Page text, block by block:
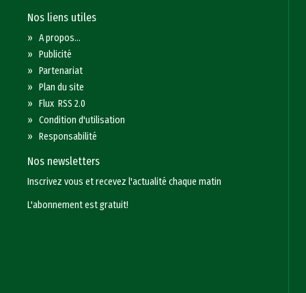
Nos liens utiles
»A propos...
»Publicité
»Partenariat
»Plan du site
»Flux RSS 2.0
»Condition d'utilisation
»Responsabilité
Nos newsletters
Inscrivez vous et recevez l'actualité chaque matin
L'abonnement est gratuit!